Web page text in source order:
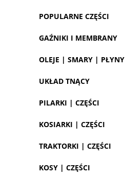
POPULARNE CZĘŚCI
GAŹNIKI I MEMBRANY
OLEJE | SMARY | PŁYNY
UKŁAD TNĄCY
PILARKI | CZĘŚCI
KOSIARKI | CZĘŚCI
TRAKTORKI | CZĘŚCI
KOSY | CZĘŚCI